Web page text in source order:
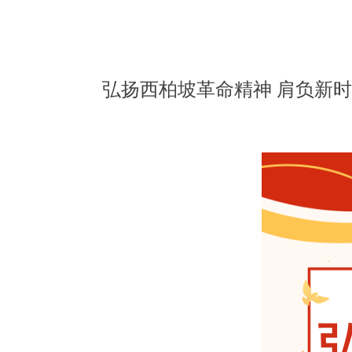
弘扬西柏坡革命精神 肩负新